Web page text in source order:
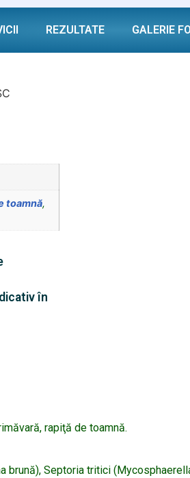
REZULTATE GALERIE
toamnă,
în
rapiţă de toamnă.
brună), Septoria tritici